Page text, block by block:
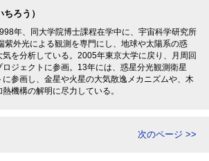
ろう）
年、同大学院博士課程在学中に、宇宙科学研究所
紫外光による観測を専門にし、地球や太陽系の惑
を分析している。2005年東京大学に戻り、月周回
ジェクトに参画。13年には、惑星分光観測衛星
に参画し、金星や火星の大気散逸メカニズムや、木
機構の解明に尽力している。
次のページ >>